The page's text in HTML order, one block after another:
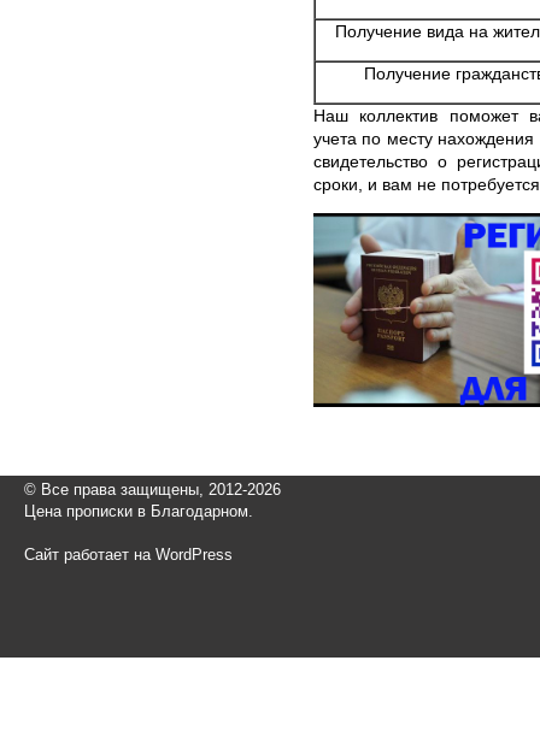
Получение вида на
Получение
Наш коллектив поможет
учета по месту
свидетельство о
сроки, и вам не
© Все права защищены, 2012-2026
Цена прописки в Благодарном.
Сайт работает на WordPress